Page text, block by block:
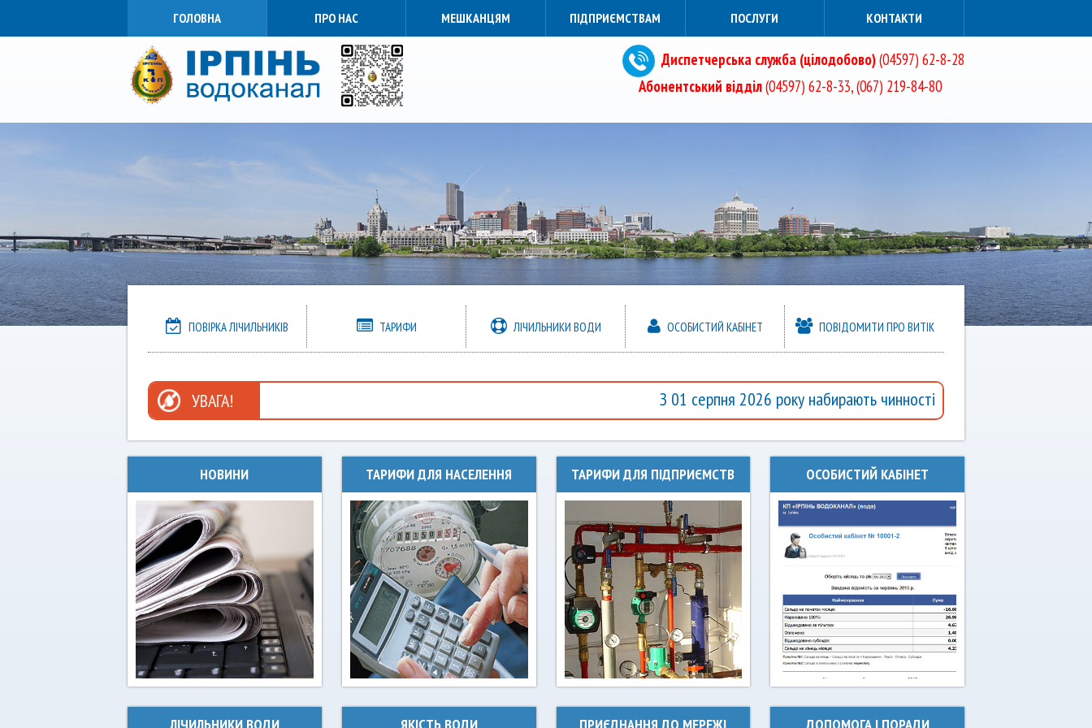
ГОЛОВНА ПРО НАС МЕШКАНЦЯМ ПІДПРИЄМСТВАМ ПОСЛУГИ КОНТАКТИ
Диспетчерська служба (цілодобово)(04597) 62-8-28
Абонентський відділ(04597) 62-8-33, (067) 219-84-80
ПОВІРКА ЛІЧИЛЬНИКІВ ТАРИФИ ЛІЧИЛЬНИКИ ВОДИ ОСОБИСТИЙ КАБІНЕТ ПОВІДОМИТИ ПРО ВИТІК
УВАГА! З 01 серпня 2026 року набирають чинності нові тарифи КП
НОВИНИ ТАРИФИ ДЛЯ НАСЕЛЕННЯ ТАРИФИ ДЛЯ ПІДПРИЄМСТВ ОСОБИСТИЙ КАБІНЕТ